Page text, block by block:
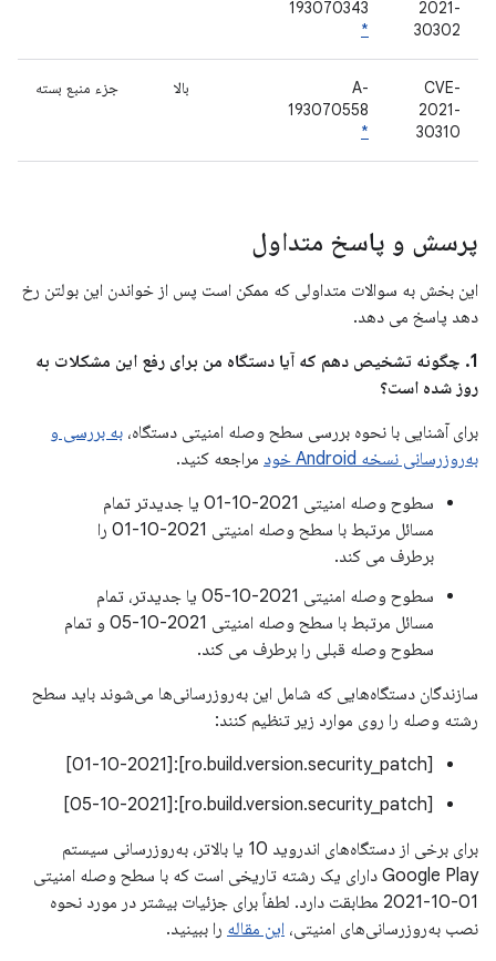
2021-
30302
193070343
*
CVE-
2021-
30310
A-
193070558
*
بالا جزء منبع بسته
پرسش و پاسخ متداول
این بخش به سوالات متداولی که ممکن است پس از خواندن این بولتن رخ
دهد پاسخ می دهد.
1. چگونه تشخیص دهم که آیا دستگاه من برای رفع این مشکلات به
روز شده است؟
برای آشنایی با نحوه بررسی سطح وصله امنیتی دستگاه، به بررسی و
به‌روزرسانی نسخه Android خود
مراجعه کنید.
سطوح وصله امنیتی 2021-10-01 یا جدیدتر تمام
مسائل مرتبط با سطح وصله امنیتی 2021-10-01 را
برطرف می کند.
سطوح وصله امنیتی 2021-10-05 یا جدیدتر، تمام
مسائل مرتبط با سطح وصله امنیتی 2021-10-05 و تمام
سطوح وصله قبلی را برطرف می کند.
سازندگان دستگاه‌هایی که شامل این به‌روزرسانی‌ها می‌شوند باید سطح
رشته وصله را روی موارد زیر تنظیم کنند:
[ro.build.version.security_patch]:[01-10-2021]
[ro.build.version.security_patch]:[05-10-2021]
برای برخی از دستگاه‌های اندروید 10 یا بالاتر، به‌روزرسانی سیستم
Google Play دارای یک رشته تاریخی است که با سطح وصله امنیتی
01-10-2021 مطابقت دارد. لطفاً برای جزئیات بیشتر در مورد نحوه
نصب به‌روزرسانی‌های امنیتی، این مقاله را ببینید.